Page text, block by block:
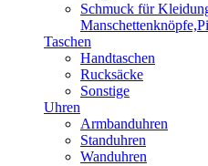
Schmuck für
Taschen
Handtaschen
Rucksäcke
Sonstige
Uhren
Armbanduhren
Standuhren
Wanduhren